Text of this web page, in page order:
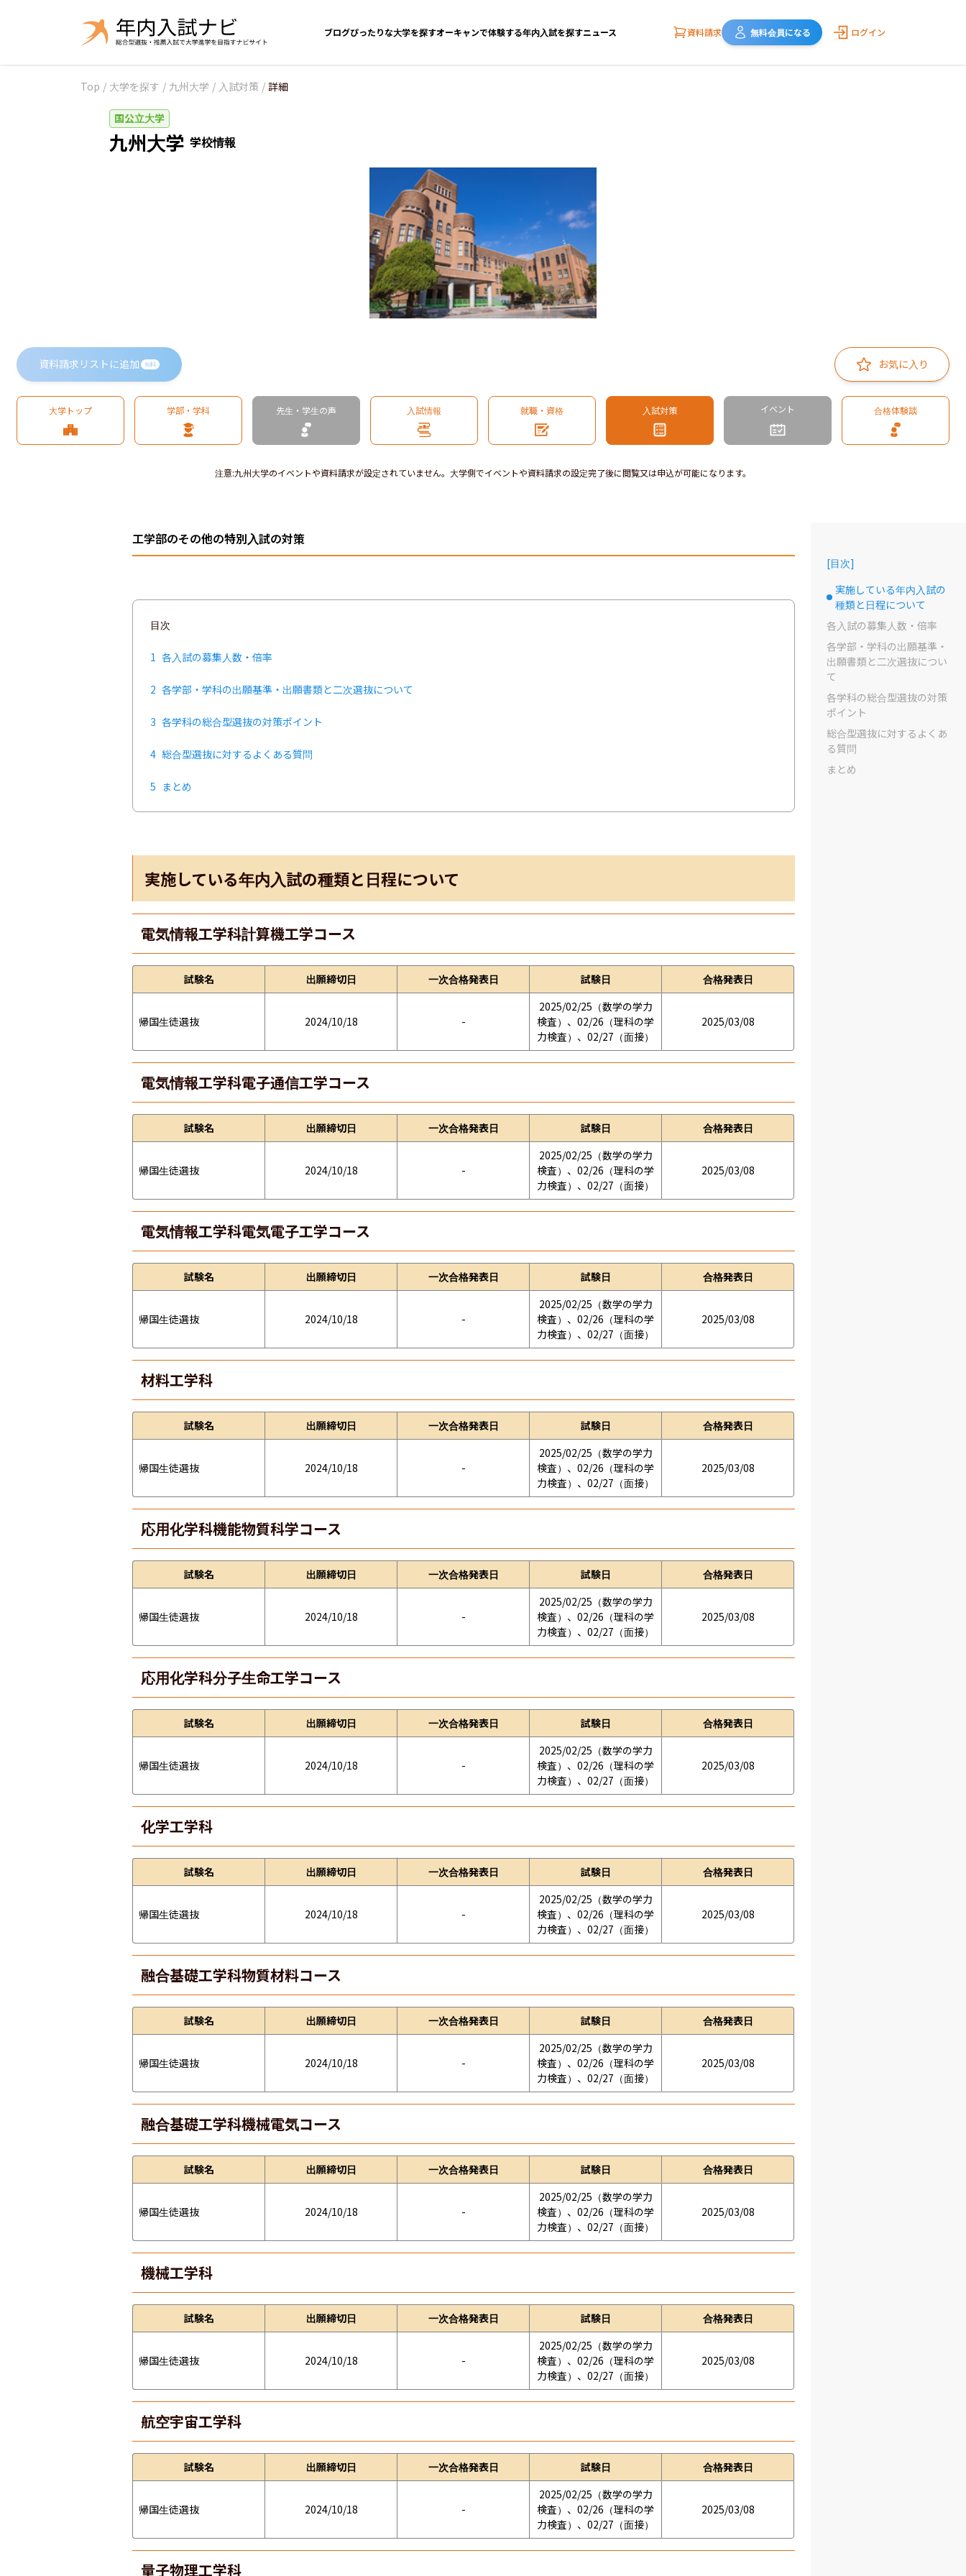
ブログぴったりな大学を探すオーキャンで体験する年内入試を探すニュース 資料請求 無料会員になる ログイン
Top / 大学を探す / 九州大学 / 入試対策 / 詳細
国公立大学
九州大学 学校情報
資料請求リストに追加 無料 お気に入り
大学トップ 学部・学科 先生・学生の声 入試情報 就職・資格 入試対策 イベント 合格体験談
注意:九州大学のイベントや資料請求が設定されていません。大学側でイベントや資料請求の設定完了後に閲覧又は申込が可能になります。
工学部のその他の特別入試の対策
目次
1 各入試の募集人数・倍率
2 各学部・学科の出願基準・出願書類と二次選抜について
3 各学科の総合型選抜の対策ポイント
4 総合型選抜に対するよくある質問
5 まとめ
実施している年内入試の種類と日程について
電気情報工学科計算機工学コース
試験名 出願締切日 一次合格発表日 試験日 合格発表日
帰国生徒選抜 2024/10/18 -
2025/02/25（数学の学力
検査）、02/26（理科の学
力検査）、02/27（面接）
2025/03/08
電気情報工学科電子通信工学コース
試験名 出願締切日 一次合格発表日 試験日 合格発表日
帰国生徒選抜 2024/10/18 -
2025/02/25（数学の学力
検査）、02/26（理科の学
力検査）、02/27（面接）
2025/03/08
電気情報工学科電気電子工学コース
試験名 出願締切日 一次合格発表日 試験日 合格発表日
帰国生徒選抜 2024/10/18 -
2025/02/25（数学の学力
検査）、02/26（理科の学
力検査）、02/27（面接）
2025/03/08
材料工学科
試験名 出願締切日 一次合格発表日 試験日 合格発表日
帰国生徒選抜 2024/10/18 -
2025/02/25（数学の学力
検査）、02/26（理科の学
力検査）、02/27（面接）
2025/03/08
応用化学科機能物質科学コース
試験名 出願締切日 一次合格発表日 試験日 合格発表日
帰国生徒選抜 2024/10/18 -
2025/02/25（数学の学力
検査）、02/26（理科の学
力検査）、02/27（面接）
2025/03/08
応用化学科分子生命工学コース
試験名 出願締切日 一次合格発表日 試験日 合格発表日
帰国生徒選抜 2024/10/18 -
2025/02/25（数学の学力
検査）、02/26（理科の学
力検査）、02/27（面接）
2025/03/08
化学工学科
試験名 出願締切日 一次合格発表日 試験日 合格発表日
帰国生徒選抜 2024/10/18 -
2025/02/25（数学の学力
検査）、02/26（理科の学
力検査）、02/27（面接）
2025/03/08
融合基礎工学科物質材料コース
試験名 出願締切日 一次合格発表日 試験日 合格発表日
帰国生徒選抜 2024/10/18 -
2025/02/25（数学の学力
検査）、02/26（理科の学
力検査）、02/27（面接）
2025/03/08
融合基礎工学科機械電気コース
試験名 出願締切日 一次合格発表日 試験日 合格発表日
帰国生徒選抜 2024/10/18 -
2025/02/25（数学の学力
検査）、02/26（理科の学
力検査）、02/27（面接）
2025/03/08
機械工学科
試験名 出願締切日 一次合格発表日 試験日 合格発表日
帰国生徒選抜 2024/10/18 -
2025/02/25（数学の学力
検査）、02/26（理科の学
力検査）、02/27（面接）
2025/03/08
航空宇宙工学科
試験名 出願締切日 一次合格発表日 試験日 合格発表日
帰国生徒選抜 2024/10/18 -
2025/02/25（数学の学力
検査）、02/26（理科の学
力検査）、02/27（面接）
2025/03/08
量子物理工学科
[目次]
選択中のドット
実施している年内入試の
種類と日程について
各入試の募集人数・倍率
各学部・学科の出願基準・
出願書類と二次選抜につい
て
各学科の総合型選抜の対策
ポイント
総合型選抜に対するよくあ
る質問
まとめ